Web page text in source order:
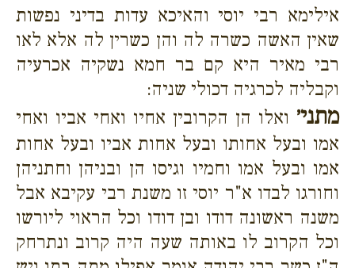
אילימא רבי יוסי והאיכא עדות בדיני נפשות
שאין האשה כשרה לה והן כשרין לה אלא לאו
רבי מאיר היא קם בר חמא נשקיה אכרעיה
וקבליה לכרגיה דכולי שניה:
מתני׳ ואלו הן הקרובין אחיו ואחי אביו ואחי
אמו ובעל אחותו ובעל אחות אביו ובעל אחות
אמו ובעל אמו וחמיו וגיסו הן ובניהן וחתניהן
וחורגו לבדו א"ר יוסי זו משנת רבי עקיבא אבל
משנה ראשונה דודו ובן דודו וכל הראוי ליורשו
וכל הקרוב לו באותה שעה היה קרוב ונתרחק